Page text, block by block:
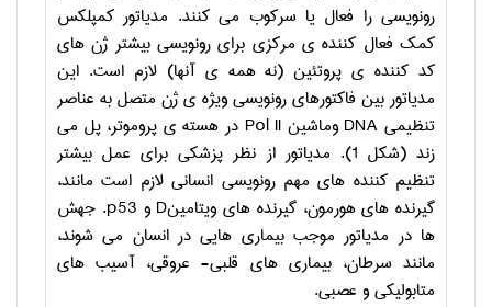
رونویسی را فعال یا سرکوب می کنند. مدیاتور کمپلکس
کمک فعال کننده ی مرکزی برای رونویسی بیشتر ژن های
کد کننده ی پروتئین (نه همه ی آنها) لازم است. این
مدیاتور بین فاکتورهای رونویسی ویژه ی ژن متصل به عناصر
تنظیمی DNAوماشین Pol II در هسته ی پروموتر، پل می
زند (شکل 1). مدیاتور از نظر پزشکی برای عمل بیشتر
تنظیم کننده های مهم رونویسی انسانی لازم است مانند،
گیرنده های هورمون، گیرنده های ویتامینDو p53. جهش
ها در مدیاتور موجب بیماری هایی در انسان می شوند،
مانند سرطان، بیماری های قلبی- عروقی، آسیب های
متابولیکی و عصبی.